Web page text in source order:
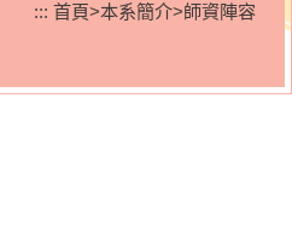
::: 首頁>本系簡介>師資陣容